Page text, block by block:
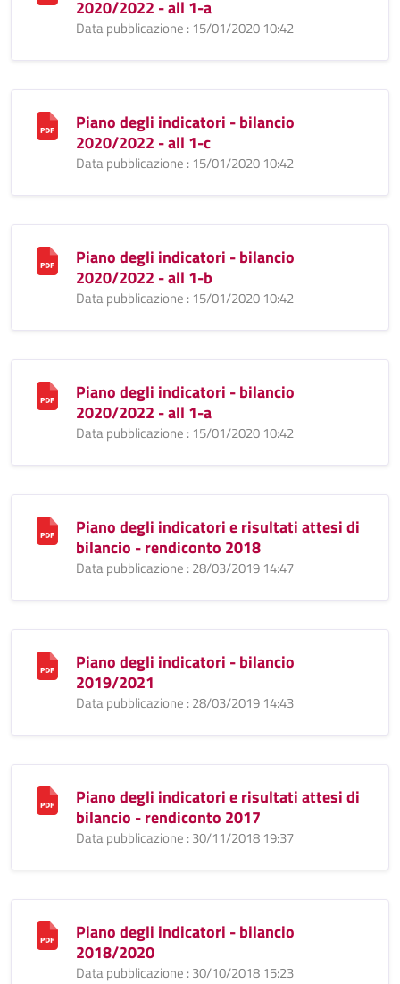
2020/2022 - all 1-a
Data pubblicazione : 15/01/2020 10:42
Piano degli indicatori - bilancio
2020/2022 - all 1-c
Data pubblicazione : 15/01/2020 10:42
Piano degli indicatori - bilancio
2020/2022 - all 1-b
Data pubblicazione : 15/01/2020 10:42
Piano degli indicatori - bilancio
2020/2022 - all 1-a
Data pubblicazione : 15/01/2020 10:42
Piano degli indicatori e risultati attesi di
bilancio - rendiconto 2018
Data pubblicazione : 28/03/2019 14:47
Piano degli indicatori - bilancio
2019/2021
Data pubblicazione : 28/03/2019 14:43
Piano degli indicatori e risultati attesi di
bilancio - rendiconto 2017
Data pubblicazione : 30/11/2018 19:37
Piano degli indicatori - bilancio
2018/2020
Data pubblicazione : 30/10/2018 15:23